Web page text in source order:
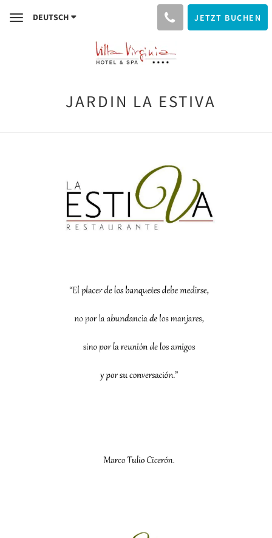
ToggleDEUTSCH JETZT BUCHEN
JARDIN LA ESTIVA